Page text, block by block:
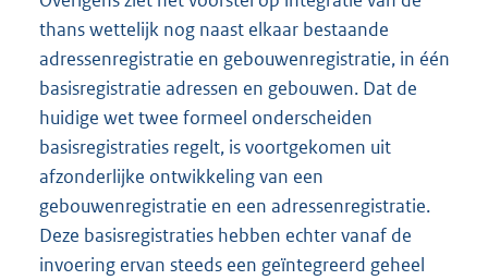
thans wettelijk nog naast elkaar bestaande
adressenregistratie en gebouwenregistratie, in één
basisregistratie adressen en gebouwen. Dat de
huidige wet twee formeel onderscheiden
basisregistraties regelt, is voortgekomen uit
afzonderlijke ontwikkeling van een
gebouwenregistratie en een adressenregistratie.
Deze basisregistraties hebben echter vanaf de
invoering ervan steeds een geïntegreerd geheel